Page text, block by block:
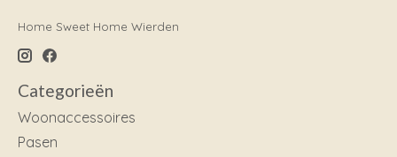
Home Sweet Home Wierden
Categorieën
Woonaccessoires
Pasen